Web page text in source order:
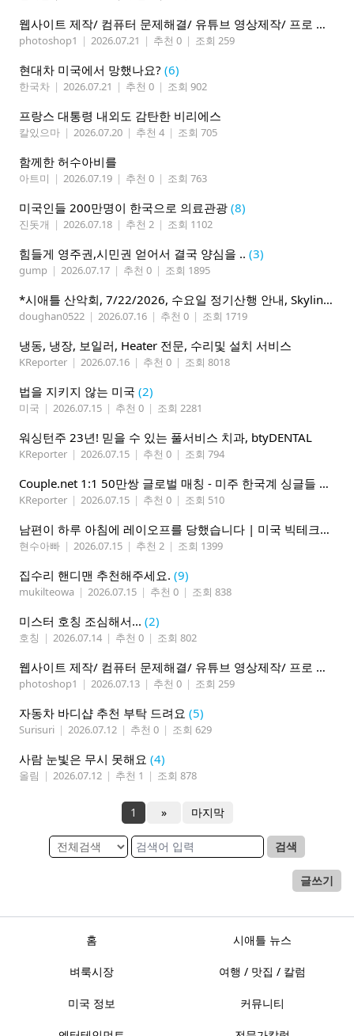
웹사이트 제작/ 컴퓨터 문제해결/ 유튜브 영상제작/ 프로 사진촬영
photoshop1 | 2026.07.21 | 추천 0 | 조회 259
현대차 미국에서 망했나요? (6)
한국차 | 2026.07.21 | 추천 0 | 조회 902
프랑스 대통령 내외도 감탄한 비리에스
칼있으마 | 2026.07.20 | 추천 4 | 조회 705
함께한 허수아비를
아트미 | 2026.07.19 | 추천 0 | 조회 763
미국인들 200만명이 한국으로 의료관광 (8)
진돗개 | 2026.07.18 | 추천 2 | 조회 1102
힘들게 영주권,시민권 얻어서 결국 양심을 .. (3)
gump | 2026.07.17 | 추천 0 | 조회 1895
*시애틀 산악회, 7/22/2026, 수요일 정기산행 안내, Skyline Trail Loop(Mt. Rainier)*
doughan0522 | 2026.07.16 | 추천 0 | 조회 1719
냉동, 냉장, 보일러, Heater 전문, 수리및 설치 서비스
KReporter | 2026.07.16 | 추천 0 | 조회 8018
법을 지키지 않는 미국 (2)
미국 | 2026.07.15 | 추천 0 | 조회 2281
워싱턴주 23년! 믿을 수 있는 풀서비스 치과, btyDENTAL
KReporter | 2026.07.15 | 추천 0 | 조회 794
Couple.net 1:1 50만쌍 글로벌 매칭 - 미주 한국계 싱글들 모이세요
KReporter | 2026.07.15 | 추천 0 | 조회 510
남편이 하루 아침에 레이오프를 당했습니다 | 미국 빅테크의 현실
현수아빠 | 2026.07.15 | 추천 2 | 조회 1399
집수리 핸디맨 추천해주세요. (9)
mukilteowa | 2026.07.15 | 추천 0 | 조회 838
미스터 호칭 조심해서... (2)
호칭 | 2026.07.14 | 추천 0 | 조회 802
웹사이트 제작/ 컴퓨터 문제해결/ 유튜브 영상제작/ 프로 사진촬영
photoshop1 | 2026.07.13 | 추천 0 | 조회 259
자동차 바디샵 추천 부탁 드려요 (5)
Surisuri | 2026.07.12 | 추천 0 | 조회 629
사람 눈빛은 무시 못해요 (4)
올림 | 2026.07.12 | 추천 1 | 조회 878
1 » 마지막
검색
글쓰기
홈 시애틀 뉴스
벼룩시장 여행 / 맛집 / 칼럼
미국 정보 커뮤니티